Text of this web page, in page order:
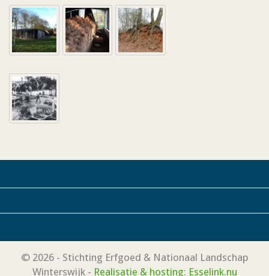
© 2026 - Stichting Erfgoed & Nationaal Landschap
Winterswijk - Realisatie & hosting: Esselink.nu